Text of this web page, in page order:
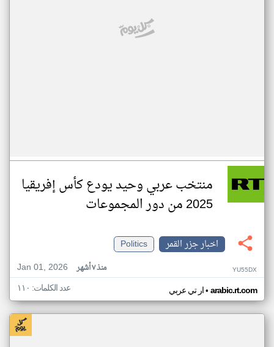
منتخب عربي وحيد يودع كأس إفريقيا
2025 من دور المجموعات
اخبار جزر القمر
Politics
Jan 01, 2026
منذ ٧ أشهر YU55DX
ار تي عربي• arabic.rt.com عدد الكلمات: ١١٠